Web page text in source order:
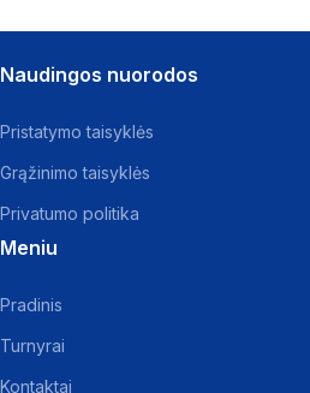
Naudingos nuorodos
Pristatymo taisyklės
Grąžinimo taisyklės
Privatumo politika
Meniu
Pradinis
Turnyrai
Kontaktai